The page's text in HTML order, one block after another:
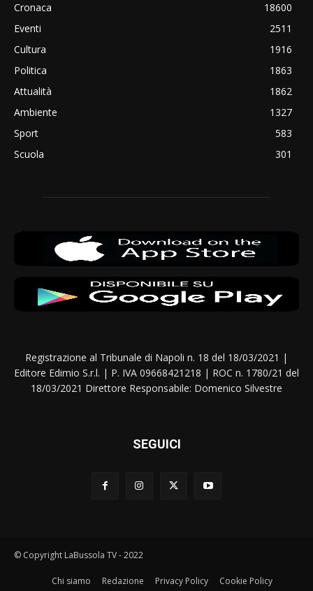
Cronaca
18600
Eventi
2511
Cultura
1916
Politica
1863
Attualità
1862
Ambiente
1327
Sport
583
Scuola
301
Registrazione al Tribunale di Napoli n. 18 del 18/03/2021 |
Editore Edimio S.r.l. | P. IVA 09668421218 | ROC n. 1780/21 del
18/03/2021 Direttore Responsabile: Domenico Silvestre
SEGUICI
© Copyright LaBussola TV - 2022
Chi siamo Redazione Privacy Policy Cookie Policy